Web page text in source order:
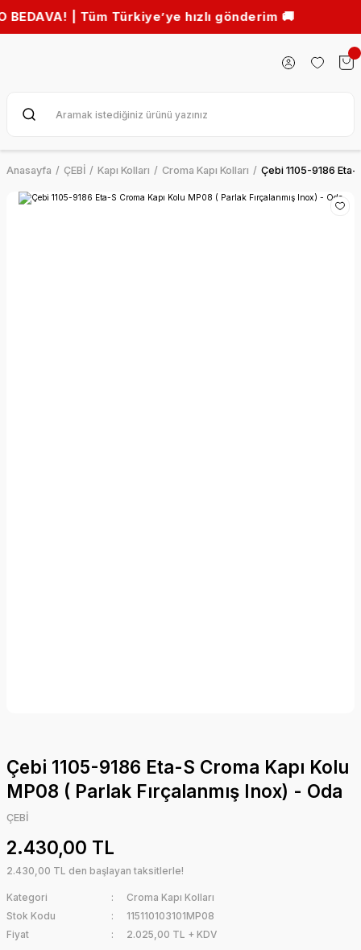
| Tüm Türkiye’ye hızlı gönderim 🚚
Anasayfa ÇEBİ Kapı Kolları Croma Kapı Kolları Çebi 1105-9186 Eta-
Çebi 1105-9186 Eta-S Croma Kapı Kolu
MP08 ( Parlak Fırçalanmış Inox) - Oda
ÇEBİ
2.430,00 TL
2.430,00 TL den başlayan taksitlerle!
Kategori
Croma Kapı Kolları
Stok Kodu
115110103101MP08
Fiyat
2.025,00 TL + KDV